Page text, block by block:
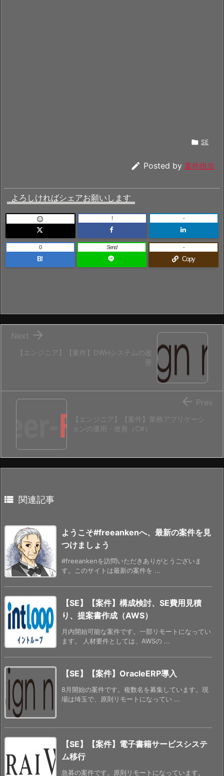
 SE
 Posted by 案件担当
よろしければシェアお願いします
 ! -
B!
0 Send
Copy
-
【エンジニア】【案件】DWHシステムの改
善

Next
【エンジニア】【案件】業務アプリケーシ
ョンの運用・改善（C#）
 Prev
 関連記事
ようこそ#freeankenへ、最新の案件を見
つけましょう
#freeankenを訪問いただきありがとうございま
す。このサイトは最新の案件を ...
【SE】【案件】構成検討、SE費用見積
り、提案書作成（AWS）
月内開始可能な案件です。一部リモートになってい
ます。 人材要件としては、AWSの ...
【SE】【案件】OracleERP導入
8月開始の案件です。複数名を募集しています。現
場は埼玉で、原則リモートになってい ...
【SE】【案件】電子書籍サービスシステ
ム移行
急募の案件です。原則リモートになっています。